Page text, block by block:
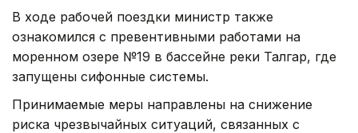
В ходе рабочей поездки министр также
ознакомился с превентивными работами на
моренном озере №19 в бассейне реки Талгар, где
запущены сифонные системы.
Принимаемые меры направлены на снижение
риска чрезвычайных ситуаций, связанных с